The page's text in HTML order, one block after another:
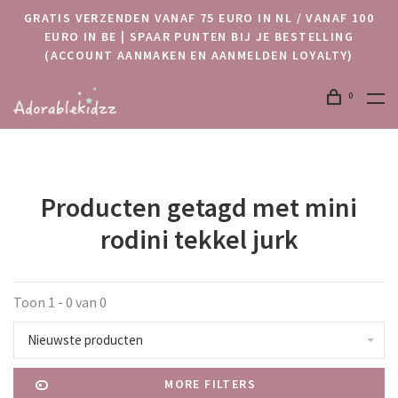
GRATIS VERZENDEN VANAF 75 EURO IN NL / VANAF 100
EURO IN BE | SPAAR PUNTEN BIJ JE BESTELLING
(ACCOUNT AANMAKEN EN AANMELDEN LOYALTY)
0
Producten getagd met mini
rodini tekkel jurk
Toon 1 - 0 van 0
Nieuwste producten
MORE FILTERS